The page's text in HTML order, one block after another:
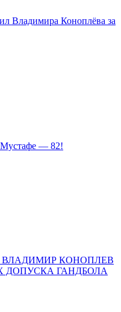
Владимира Коноплёва за
Мустафе — 82!
ВЛАДИМИР КОНОПЛЕВ
ДОПУСКА ГАНДБОЛА